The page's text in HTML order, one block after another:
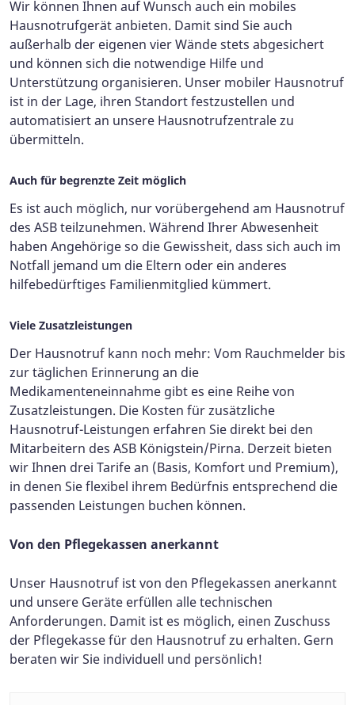
Wir können Ihnen auf Wunsch auch ein mobiles
Hausnotrufgerät anbieten. Damit sind Sie auch
außerhalb der eigenen vier Wände stets abgesichert
und können sich die notwendige Hilfe und
Unterstützung organisieren. Unser mobiler Hausnotruf
ist in der Lage, ihren Standort festzustellen und
automatisiert an unsere Hausnotrufzentrale zu
übermitteln.
Auch für begrenzte Zeit möglich
Es ist auch möglich, nur vorübergehend am Hausnotruf
des ASB teilzunehmen. Während Ihrer Abwesenheit
haben Angehörige so die Gewissheit, dass sich auch im
Notfall jemand um die Eltern oder ein anderes
hilfebedürftiges Familienmitglied kümmert.
Viele Zusatzleistungen
Der Hausnotruf kann noch mehr: Vom Rauchmelder bis
zur täglichen Erinnerung an die
Medikamenteneinnahme gibt es eine Reihe von
Zusatzleistungen. Die Kosten für zusätzliche
Hausnotruf-Leistungen erfahren Sie direkt bei den
Mitarbeitern des ASB Königstein/Pirna. Derzeit bieten
wir Ihnen drei Tarife an (Basis, Komfort und Premium),
in denen Sie flexibel ihrem Bedürfnis entsprechend die
passenden Leistungen buchen können.
Von den Pflegekassen anerkannt
Unser Hausnotruf ist von den Pflegekassen anerkannt
und unsere Geräte erfüllen alle technischen
Anforderungen. Damit ist es möglich, einen Zuschuss
der Pflegekasse für den Hausnotruf zu erhalten. Gern
beraten wir Sie individuell und persönlich!